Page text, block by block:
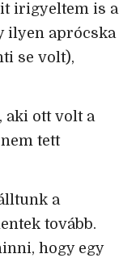
irigyeltem is a
ilyen aprócska
se volt),
aki ott volt a
tett
a
tovább.
hogy egy